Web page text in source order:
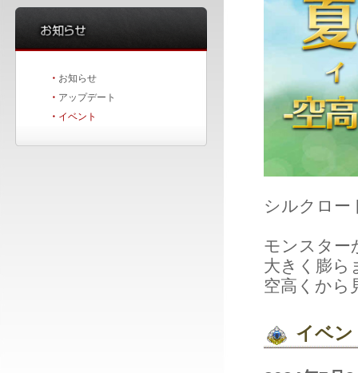
・ お知らせ
・ アップデート
・ イベント
シルクロー
モンスター
大きく膨ら
空高くから
イベン